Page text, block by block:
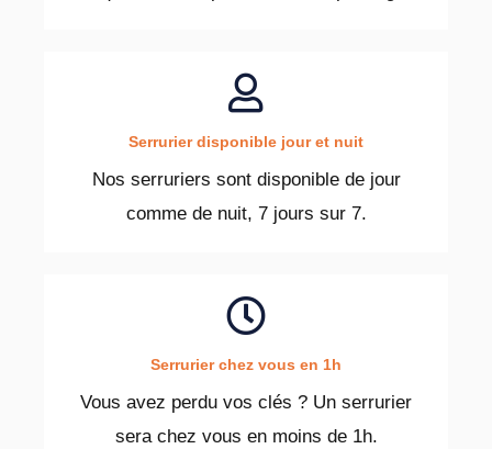
Serrurier disponible jour et nuit
Nos serruriers sont disponible de jour
comme de nuit, 7 jours sur 7.
Serrurier chez vous en 1h
Vous avez perdu vos clés ? Un serrurier
sera chez vous en moins de 1h.